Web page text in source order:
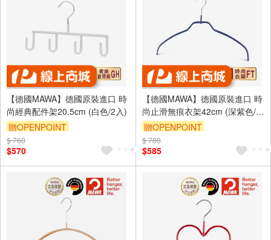
【德國MAWA】德國原裝進口 時
尚經典配件架20.5cm (白色/2入)
贈OPENPOINT
$ 760
$570
【德國MAWA】德國原裝進口 時
尚止滑無痕衣架42cm (深紫色/5
入)
贈OPENPOINT
$ 780
$585